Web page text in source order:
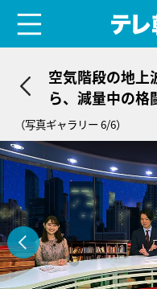
空気階段の地上
ら、減量中の格
した」
（写真ギャラリー 6/6）